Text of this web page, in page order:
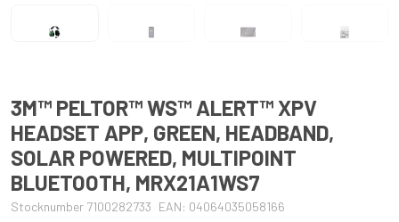
3M™ PELTOR™ WS™ ALERT™ XPV
HEADSET APP, GREEN, HEADBAND,
SOLAR POWERED, MULTIPOINT
BLUETOOTH, MRX21A1WS7
Stocknumber 7100282733 EAN: 04064035058166